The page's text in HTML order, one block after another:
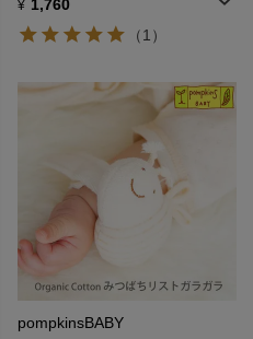
¥ 1,760
（1）
pompkinsBABY